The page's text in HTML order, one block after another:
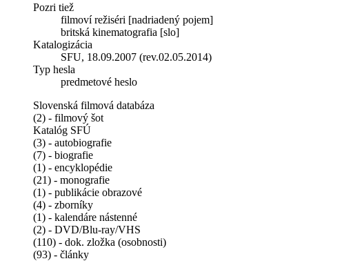
Pozri tiež
filmoví režiséri [nadriadený pojem]
britská kinematografia [slo]
Katalogizácia
SFU, 18.09.2007 (rev.02.05.2014)
Typ hesla
predmetové heslo
Slovenská filmová databáza
(2) - filmový šot
Katalóg SFÚ
(3) - autobiografie
(7) - biografie
(1) - encyklopédie
(21) - monografie
(1) - publikácie obrazové
(4) - zborníky
(1) - kalendáre nástenné
(2) - DVD/Blu-ray/VHS
(110) - dok. zložka (osobnosti)
(93) - články